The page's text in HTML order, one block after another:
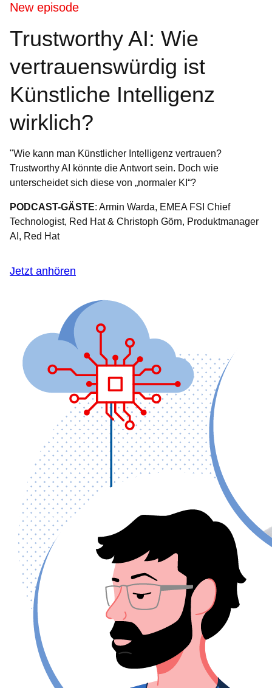
New episode
Trustworthy AI: Wie
vertrauenswürdig ist
Künstliche Intelligenz
wirklich?
"Wie kann man Künstlicher Intelligenz vertrauen?
Trustworthy AI könnte die Antwort sein. Doch wie
unterscheidet sich diese von „normaler KI“?
PODCAST-GÄSTE: Armin Warda, EMEA FSI Chief
Technologist, Red Hat & Christoph Görn, Produktmanager
AI, Red Hat
Jetzt anhören